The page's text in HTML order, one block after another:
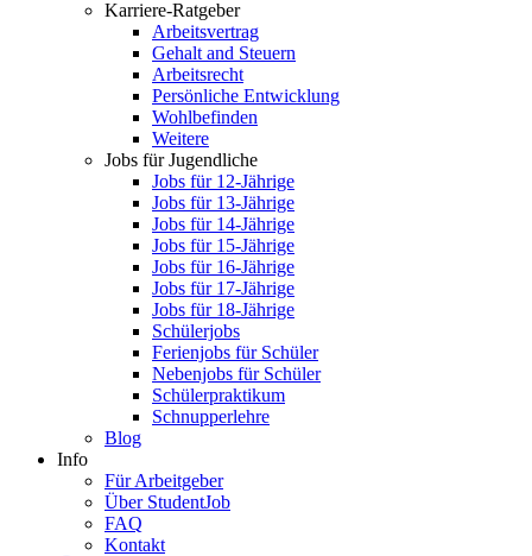
Karriere-Ratgeber
Arbeitsvertrag
Gehalt and Steuern
Arbeitsrecht
Persönliche Entwicklung
Wohlbefinden
Weitere
Jobs für Jugendliche
Jobs für 12-Jährige
Jobs für 13-Jährige
Jobs für 14-Jährige
Jobs für 15-Jährige
Jobs für 16-Jährige
Jobs für 17-Jährige
Jobs für 18-Jährige
Schülerjobs
Ferienjobs für Schüler
Nebenjobs für Schüler
Schülerpraktikum
Schnupperlehre
Blog
Info
Für Arbeitgeber
Über StudentJob
FAQ
Kontakt